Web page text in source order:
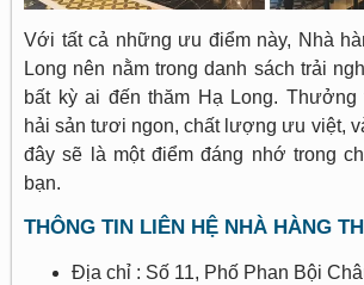
Với tất cả những ưu điểm này, Nhà
Long nên nằm trong danh sách trải
bất kỳ ai đến thăm Hạ Long. Thưởng
hải sản tươi ngon, chất lượng ưu việt,
đây sẽ là một điểm đáng nhớ trong
bạn.
THÔNG TIN LIÊN HỆ NHÀ HÀNG
Địa chỉ : Số 11, Phố Phan Bội